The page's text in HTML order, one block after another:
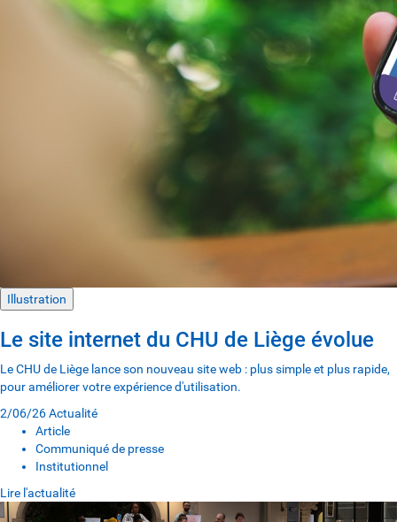
Illustration
Le site internet du CHU de Liège évolue
Le CHU de Liège lance son nouveau site web : plus simple et plus rapide,
pour améliorer votre expérience d'utilisation.
2/06/26Actualité
Article
Communiqué de presse
Institutionnel
Lire l'actualité